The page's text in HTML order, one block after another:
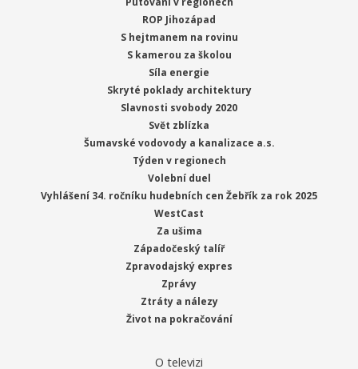
ROP Jihozápad
S hejtmanem na rovinu
S kamerou za školou
Síla energie
Skryté poklady architektury
Slavnosti svobody 2020
Svět zblízka
Šumavské vodovody a kanalizace a.s.
Týden v regionech
Volební duel
Vyhlášení 34. ročníku hudebních cen Žebřík za rok 2025
WestCast
Za ušima
Západočeský talíř
Zpravodajský expres
Zprávy
Ztráty a nálezy
Život na pokračování
O televizi